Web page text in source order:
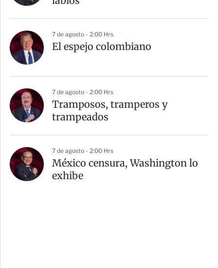
7 de agosto - 2:00 Hrs
El espejo colombiano
7 de agosto - 2:00 Hrs
Tramposos, tramperos y
trampeados
7 de agosto - 2:00 Hrs
México censura, Washington lo
exhibe